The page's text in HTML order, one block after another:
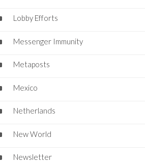
Lobby Efforts
Messenger Immunity
Metaposts
Mexico
Netherlands
New World
Newsletter